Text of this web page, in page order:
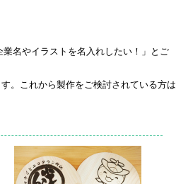
名やイラストを名入れしたい！」とご
。これから製作をご検討されている方は